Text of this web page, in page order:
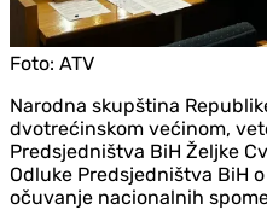
Foto: ATV
Narodna skupština
dvotrećinskom većinom,
Predsjedništva BiH Željke
Odluke Predsjedništva BiH
očuvanje nacionalnih